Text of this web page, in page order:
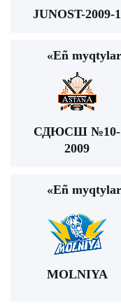
JUNOST-2009-1
«Eñ
СДЮСШ №10-
2009
«Eñ
MOLNIYA